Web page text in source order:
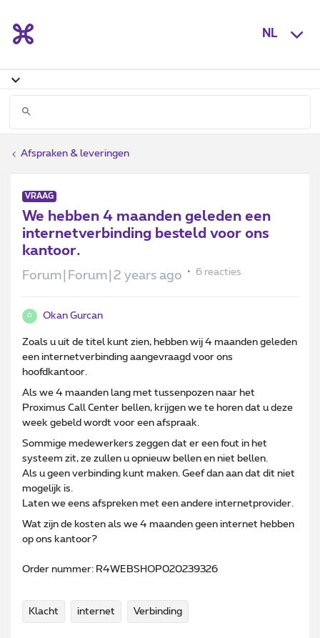
NL
Afspraken & leveringen
VRAAG
We hebben 4 maanden geleden een
internetverbinding besteld voor ons
kantoor.
Forum|Forum|2 years ago 6 reacties
O Okan Gurcan
Zoals u uit de titel kunt zien, hebben wij 4 maanden geleden
een internetverbinding aangevraagd voor ons
hoofdkantoor.
Als we 4 maanden lang met tussenpozen naar het
Proximus Call Center bellen, krijgen we te horen dat u deze
week gebeld wordt voor een afspraak.
Sommige medewerkers zeggen dat er een fout in het
systeem zit, ze zullen u opnieuw bellen en niet bellen.
Als u geen verbinding kunt maken. Geef dan aan dat dit niet
mogelijk is.
Laten we eens afspreken met een andere internetprovider.
Wat zijn de kosten als we 4 maanden geen internet hebben
op ons kantoor?
Order nummer: R4WEBSHOP020239326
Klacht internet Verbinding